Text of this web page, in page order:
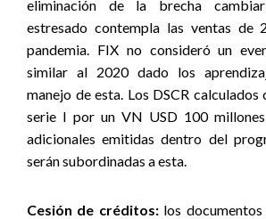
eliminación de la brecha
estresado contempla las ventas de
pandemia. FIX no consideró un
similar al 2020 dado los
manejo de esta. Los DSCR calculados
serie I por un VN USD 100
adicionales emitidas dentro del
serán subordinadas a esta.
Cesión de créditos:los